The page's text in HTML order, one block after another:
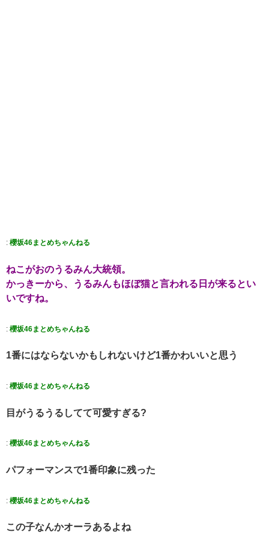
: 櫻坂46まとめちゃんねる
ねこがおのうるみん大統領。
かっきーから、うるみんもほぼ猫と言われる日が来るとい
いですね。
: 櫻坂46まとめちゃんねる
1番にはならないかもしれないけど1番かわいいと思う
: 櫻坂46まとめちゃんねる
目がうるうるしてて可愛すぎる?
: 櫻坂46まとめちゃんねる
パフォーマンスで1番印象に残った
: 櫻坂46まとめちゃんねる
この子なんかオーラあるよね